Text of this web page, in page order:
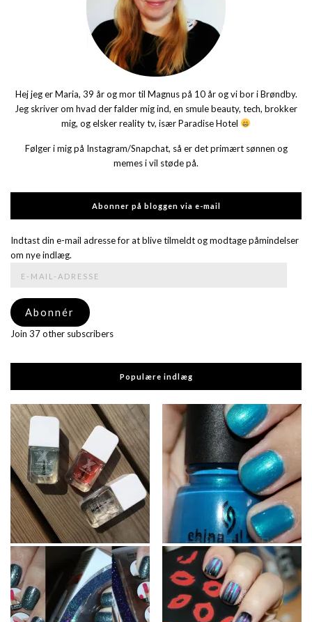
Hej jeg er Maria, 39 år og mor til Magnus på 10 år og vi bor i Brøndby.
Jeg skriver om hvad der falder mig ind, en smule beauty, tech, brokker
mig, og elsker reality tv, især Paradise Hotel
Følger i mig på Instagram/Snapchat, så er det primært sønnen og
memes i vil støde på.
Abonner på bloggen via e-mail
Indtast din e-mail adresse for at blive tilmeldt og modtage påmindelser
om nye indlæg.
adresse
Abonnér
Join 37 other subscribers
Populære indlæg